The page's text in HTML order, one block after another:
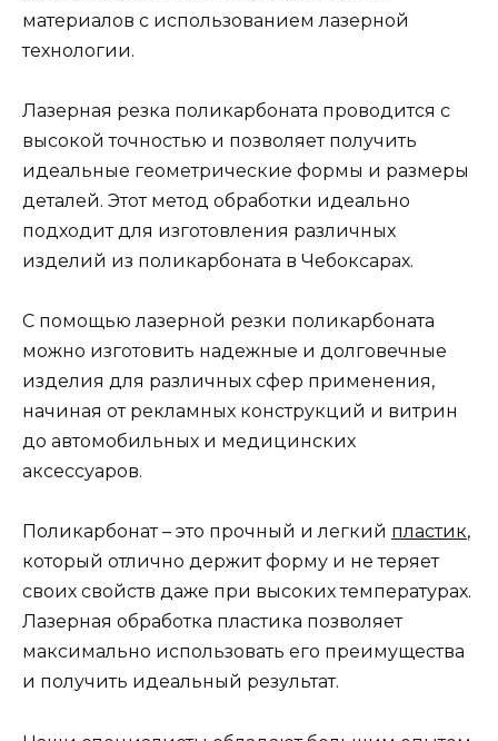
материалов с использованием лазерной
технологии.
Лазерная резка поликарбоната проводится с
высокой точностью и позволяет получить
идеальные геометрические формы и размеры
деталей. Этот метод обработки идеально
подходит для изготовления различных
изделий из поликарбоната в Чебоксарах.
С помощью лазерной резки поликарбоната
можно изготовить надежные и долговечные
изделия для различных сфер применения,
начиная от рекламных конструкций и витрин
до автомобильных и медицинских
аксессуаров.
Поликарбонат – это прочный и легкий пластик,
который отлично держит форму и не теряет
своих свойств даже при высоких температурах.
Лазерная обработка пластика позволяет
максимально использовать его преимущества
и получить идеальный результат.